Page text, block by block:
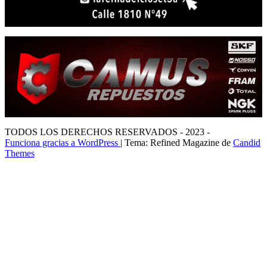
TODOS LOS DERECHOS RESERVADOS - 2023 -
Funciona gracias a WordPress | Tema: Refined Magazine de Candid
Themes